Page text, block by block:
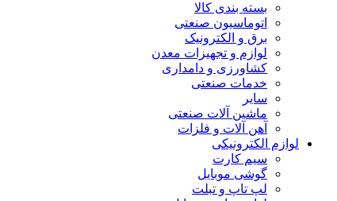
بسته بندی کالا
اتوماسیون صنعتی
برق و الکترونیک
لوازم و تجهیزات معدن
کشاورزی و دامداری
خدمات صنعتی
سایر
ماشین آلات صنعتی
آهن آلات و فلزات
لوازم الکترونیکی
سیم کارت
گوشی موبایل
لپ تاپ و تبلت